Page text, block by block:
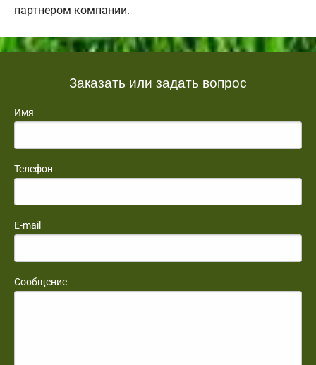
партнером компании.
Заказать или задать вопрос
Имя
Телефон
E-mail
Сообщение